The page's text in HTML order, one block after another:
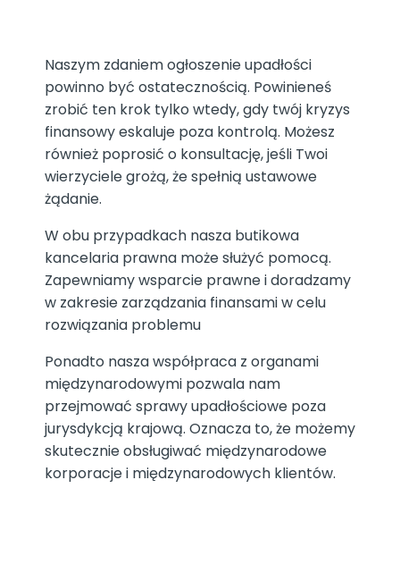
Naszym zdaniem ogłoszenie upadłości
powinno być ostatecznością. Powinieneś
zrobić ten krok tylko wtedy, gdy twój kryzys
finansowy eskaluje poza kontrolą. Możesz
również poprosić o konsultację, jeśli Twoi
wierzyciele grożą, że spełnią ustawowe
żądanie.
W obu przypadkach nasza butikowa
kancelaria prawna może służyć pomocą.
Zapewniamy wsparcie prawne i doradzamy
w zakresie zarządzania finansami w celu
rozwiązania problemu
Ponadto nasza współpraca z organami
międzynarodowymi pozwala nam
przejmować sprawy upadłościowe poza
jurysdykcją krajową. Oznacza to, że możemy
skutecznie obsługiwać międzynarodowe
korporacje i międzynarodowych klientów.